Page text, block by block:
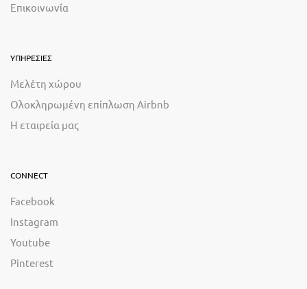
Επικοινωνία
ΥΠΗΡΕΣΙΕΣ
Μελέτη χώρου
Ολοκληρωμένη επίπλωση Airbnb
Η εταιρεία μας
CONNECT
Facebook
Instagram
Youtube
Pinterest